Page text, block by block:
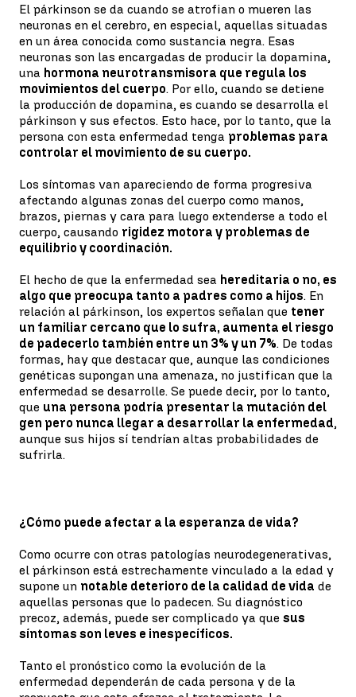
El párkinson se da cuando se atrofian o mueren las
neuronas en el cerebro, en especial, aquellas situadas
en un área conocida como sustancia negra. Esas
neuronas son las encargadas de producir la dopamina,
una hormona neurotransmisora que regula los
movimientos del cuerpo. Por ello, cuando se detiene
la producción de dopamina, es cuando se desarrolla el
párkinson y sus efectos. Esto hace, por lo tanto, que la
persona con esta enfermedad tenga problemas para
controlar el movimiento de su cuerpo.
Los síntomas van apareciendo de forma progresiva
afectando algunas zonas del cuerpo como manos,
brazos, piernas y cara para luego extenderse a todo el
cuerpo, causando rigidez motora y problemas de
equilibrio y coordinación.
El hecho de que la enfermedad sea hereditaria o no, es
algo que preocupa tanto a padres como a hijos. En
relación al párkinson, los expertos señalan que tener
un familiar cercano que lo sufra, aumenta el riesgo
de padecerlo también entre un 3% y un 7%. De todas
formas, hay que destacar que, aunque las condiciones
genéticas supongan una amenaza, no justifican que la
enfermedad se desarrolle. Se puede decir, por lo tanto,
que una persona podría presentar la mutación del
gen pero nunca llegar a desarrollar la enfermedad,
aunque sus hijos sí tendrían altas probabilidades de
sufrirla.
¿Cómo puede afectar a la esperanza de vida?
Como ocurre con otras patologías neurodegenerativas,
el párkinson está estrechamente vinculado a la edad y
supone un notable deterioro de la calidad de vida de
aquellas personas que lo padecen. Su diagnóstico
precoz, además, puede ser complicado ya que sus
síntomas son leves e inespecíficos.
Tanto el pronóstico como la evolución de la
enfermedad dependerán de cada persona y de la